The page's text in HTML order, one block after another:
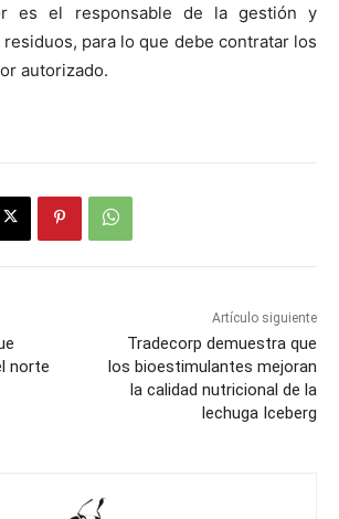
es el responsable de la gestión y
para lo que debe contratar los
autorizado.
norte
Artículo siguiente
Tradecorp demuestra que
los bioestimulantes mejoran
la calidad nutricional de la
lechuga Iceberg